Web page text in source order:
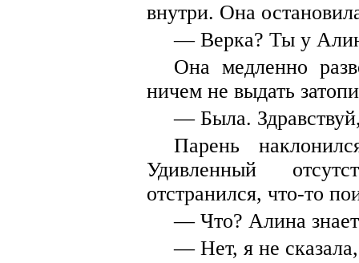
внутри. Она
— Верка? Ты у
Она медленно
ничем не выдать
— Была.
Парень
Удивленный
отстранился, что-то
— Что? Алина
— Нет, я не